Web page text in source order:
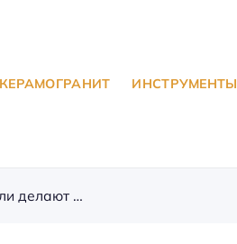
КЕРАМОГРАНИТ ИНСТРУМЕНТЫ
Люки-невидимки: как встроенные панели делают ревизионные люки частью интерьера.